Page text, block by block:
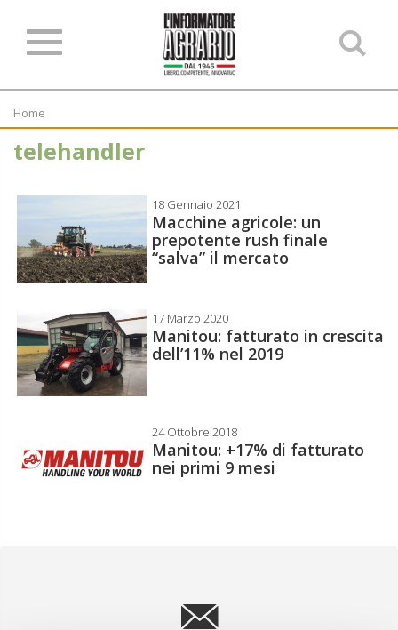
Home
telehandler
18 Gennaio 2021
Macchine agricole: un
prepotente rush finale
“salva” il mercato
17 Marzo 2020
Manitou: fatturato in crescita
dell’11% nel 2019
24 Ottobre 2018
Manitou: +17% di fatturato
nei primi 9 mesi